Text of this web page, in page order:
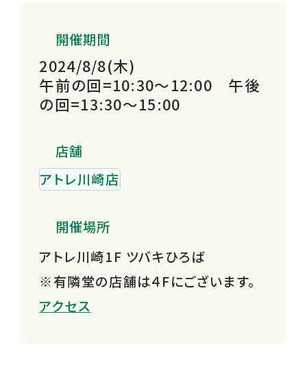
開催期間
2024/8/8(木)
午前の回=10:30～12:00 午後
の回=13:30～15:00
店舗
アトレ川崎店
開催場所
アトレ川崎1F ツバキひろば
※有隣堂の店舗は４Fにございます。
アクセス